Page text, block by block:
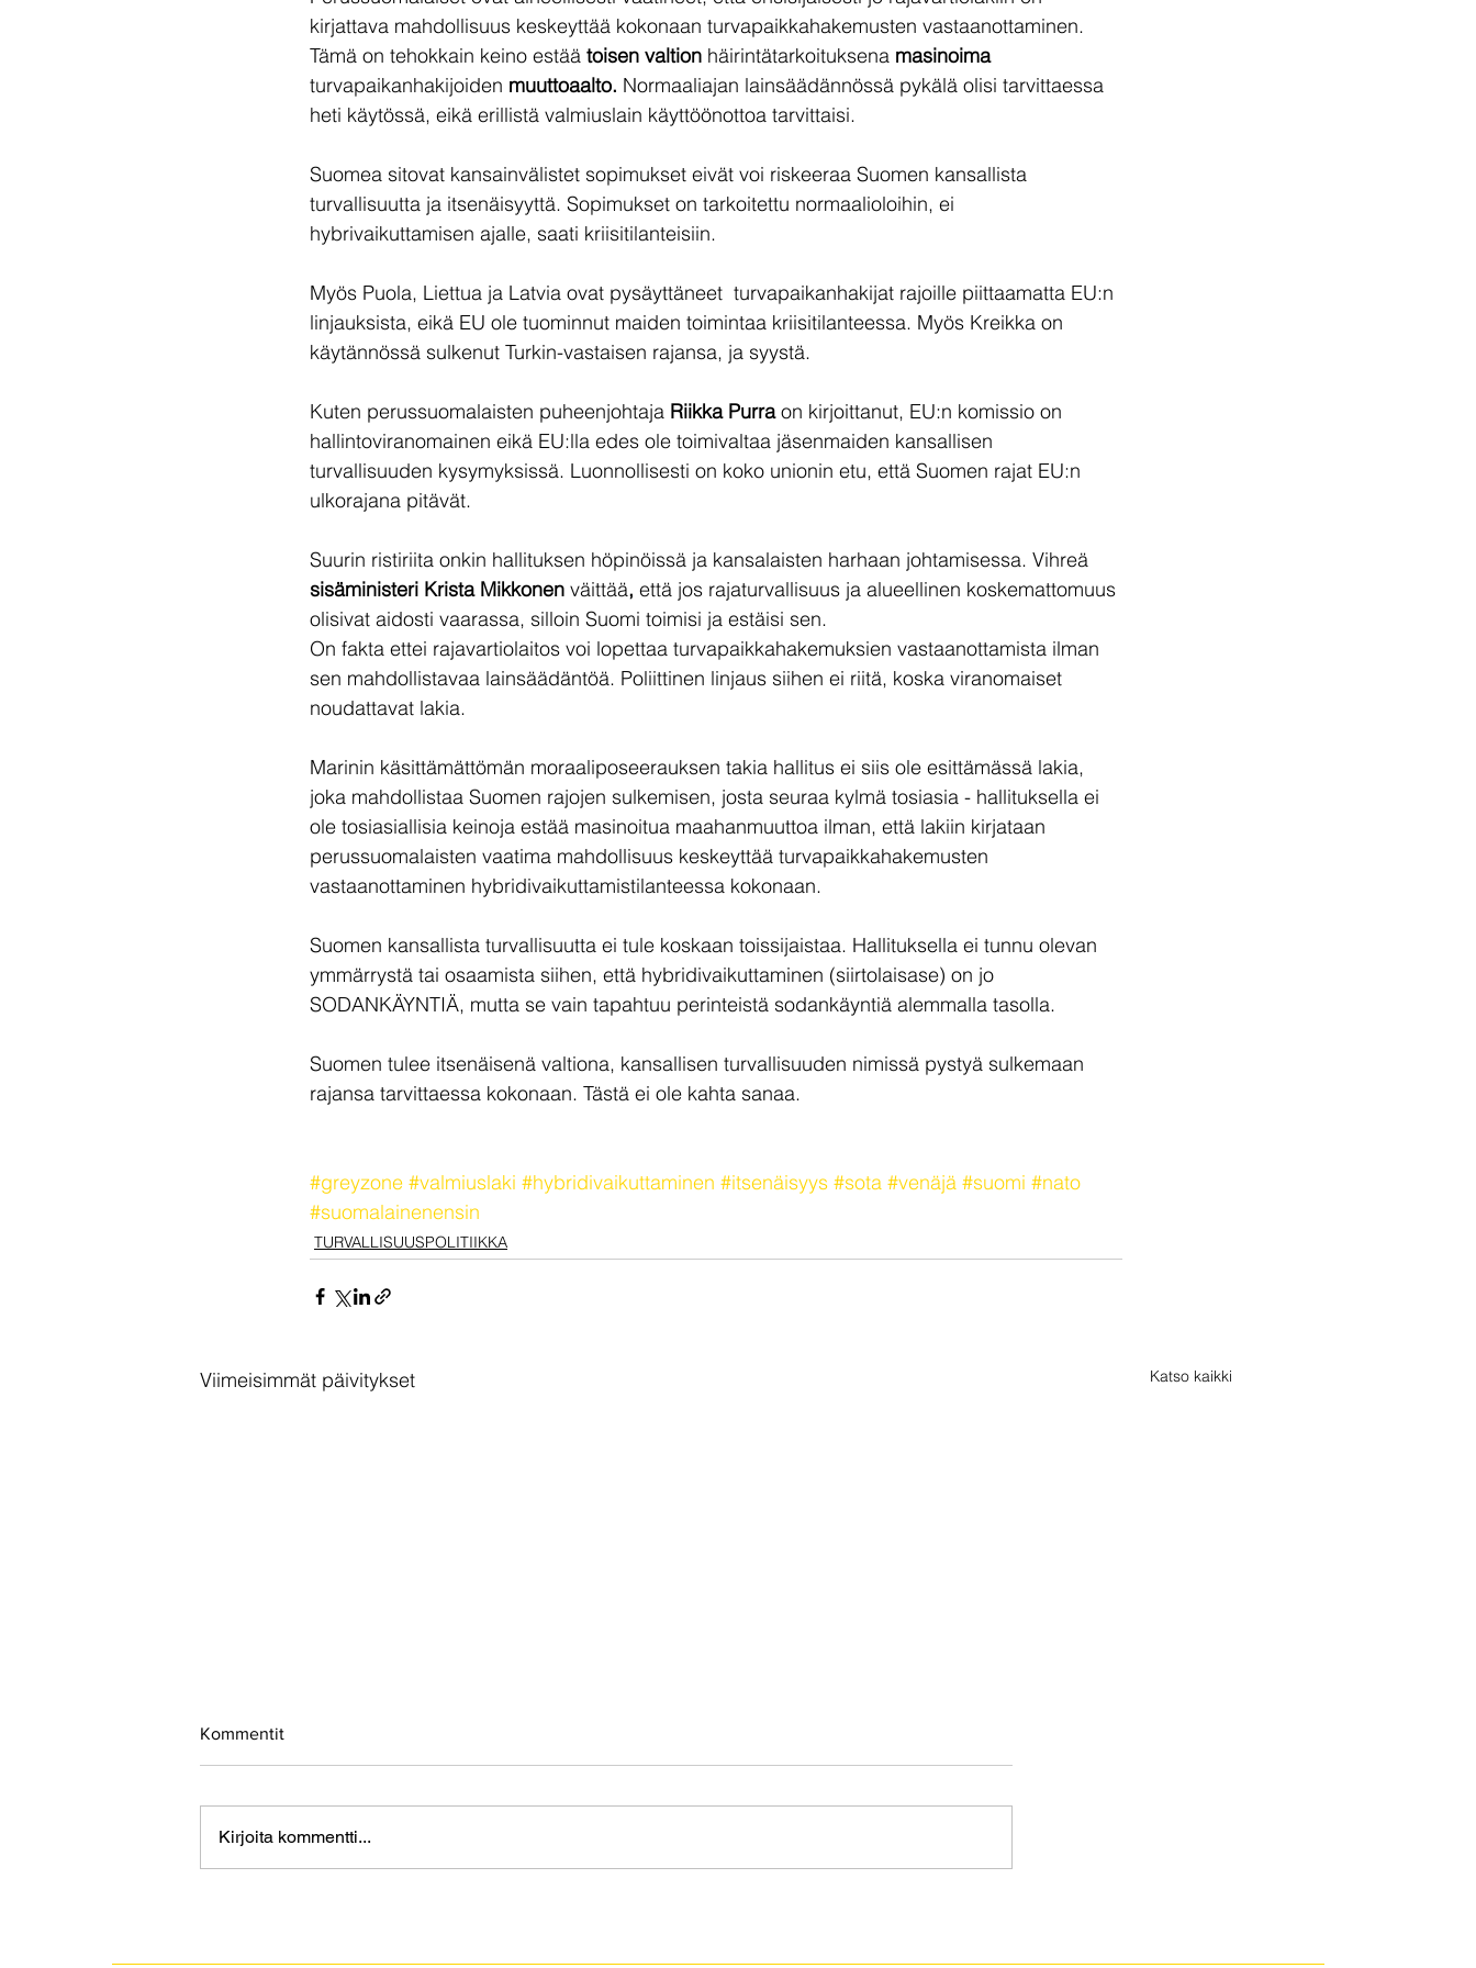
kirjattava mahdollisuus keskeyttää kokonaan turvapaikkahakemusten vastaanottaminen.
Tämä on tehokkain keino estää toisen valtion häirintätarkoituksena masinoima
turvapaikanhakijoiden muuttoaalto. Normaaliajan lainsäädännössä pykälä olisi tarvittaessa
heti käytössä, eikä erillistä valmiuslain käyttöönottoa tarvittaisi.
Suomea sitovat kansainvälistet sopimukset eivät voi riskeeraa Suomen kansallista
turvallisuutta ja itsenäisyyttä. Sopimukset on tarkoitettu normaalioloihin, ei
hybrivaikuttamisen ajalle, saati kriisitilanteisiin.
Myös Puola, Liettua ja Latvia ovat pysäyttäneet  turvapaikanhakijat rajoille piittaamatta EU:n
linjauksista, eikä EU ole tuominnut maiden toimintaa kriisitilanteessa. Myös Kreikka on
käytännössä sulkenut Turkin-vastaisen rajansa, ja syystä.
Kuten perussuomalaisten puheenjohtaja Riikka Purra on kirjoittanut, EU:n komissio on
hallintoviranomainen eikä EU:lla edes ole toimivaltaa jäsenmaiden kansallisen
turvallisuuden kysymyksissä. Luonnollisesti on koko unionin etu, että Suomen rajat EU:n
ulkorajana pitävät.
Suurin ristiriita onkin hallituksen höpinöissä ja kansalaisten harhaan johtamisessa. Vihreä
sisäministeri Krista Mikkonen väittää, että jos rajaturvallisuus ja alueellinen koskemattomuus
olisivat aidosti vaarassa, silloin Suomi toimisi ja estäisi sen.
On fakta ettei rajavartiolaitos voi lopettaa turvapaikkahakemuksien vastaanottamista ilman
sen mahdollistavaa lainsäädäntöä. Poliittinen linjaus siihen ei riitä, koska viranomaiset
noudattavat lakia.
Marinin käsittämättömän moraaliposeerauksen takia hallitus ei siis ole esittämässä lakia,
joka mahdollistaa Suomen rajojen sulkemisen, josta seuraa kylmä tosiasia - hallituksella ei
ole tosiasiallisia keinoja estää masinoitua maahanmuuttoa ilman, että lakiin kirjataan
perussuomalaisten vaatima mahdollisuus keskeyttää turvapaikkahakemusten
vastaanottaminen hybridivaikuttamistilanteessa kokonaan.
Suomen kansallista turvallisuutta ei tule koskaan toissijaistaa. Hallituksella ei tunnu olevan
ymmärrystä tai osaamista siihen, että hybridivaikuttaminen (siirtolaisase) on jo
SODANKÄYNTIÄ, mutta se vain tapahtuu perinteistä sodankäyntiä alemmalla tasolla.
Suomen tulee itsenäisenä valtiona, kansallisen turvallisuuden nimissä pystyä sulkemaan
rajansa tarvittaessa kokonaan. Tästä ei ole kahta sanaa.
#greyzone #valmiuslaki #hybridivaikuttaminen #itsenäisyys #sota #venäjä #suomi #nato
#suomalainenensin
TURVALLISUUSPOLITIIKKA
Viimeisimmät päivitykset Katso kaikki
Kommentit
Kirjoita kommentti...